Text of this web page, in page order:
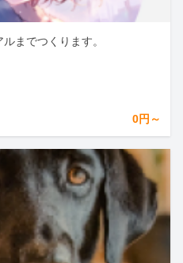
までつくります。
0円～